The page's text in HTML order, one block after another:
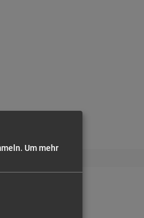
Um mehr